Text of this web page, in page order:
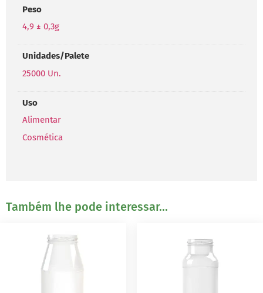
Peso
4,9 ± 0,3g
Unidades/Palete
25000 Un.
Uso
Alimentar
Cosmética
Também lhe pode interessar...